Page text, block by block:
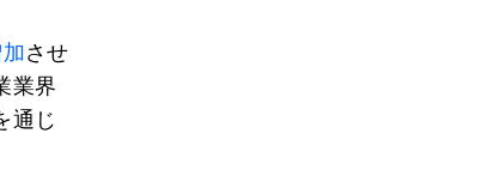
させ
業界
通じ